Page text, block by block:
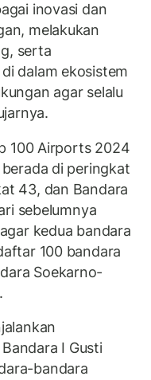
inovasi dan
melakukan
serta
dalam ekosistem
agar selalu
100 Airports 2024
di peringkat
43, dan Bandara
sebelumnya
kedua bandara
100 bandara
Soekarno-
I Gusti
bandara